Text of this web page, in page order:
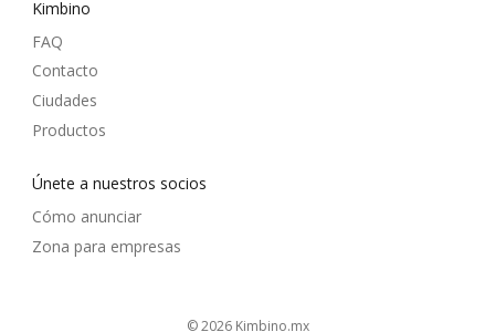
Kimbino
FAQ
Contacto
Ciudades
Productos
Únete a nuestros socios
Cómo anunciar
Zona para empresas
© 2026 kimbino.mx